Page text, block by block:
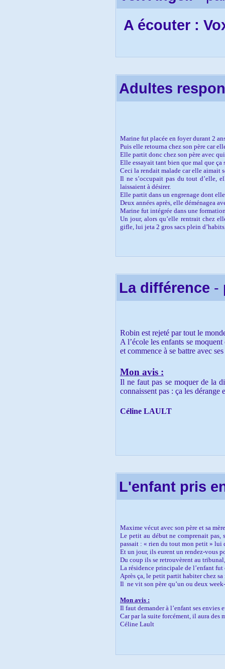
En effet, n’ayant que pour
l’entraîne à culpabiliser.
retrouve innocemment victime au
A écouter :
Adultes
Marine fut placée en foyer durant 2
Puis elle retourna chez son père car
Elle partit donc chez son père avec
Elle essayait tant bien que mal que ça
Ceci la rendait malade car elle aimait
Il ne s’occupait pas du tout d’elle,
laissaient à désirer.
Elle partit dans un engrenage dont
Deux années après, elle déménagea
Marine fut intégrée dans une
Un jour, alors qu’elle rentrait chez
gifle, lui jeta 2 gros sacs plein
Un adulte mal dans sa peau ne doit
père met l’enfant dans une situation
La différence -
Robin est rejeté par tout le
A l’école les enfants se
et commence à se battre avec
Mon avis :
Il ne faut pas se moquer de la
connaissent pas : ça les dérange
Céline LAULT
L'enfant pris
Maxime vécut avec son père et sa
Le petit au début ne comprenait pas,
passait : « rien du tout mon petit » lui
Et un jour, ils eurent un rendez-vous
Du coup ils se retrouvèrent au
La résidence principale de l’enfant fut
Après ça, le petit partit habiter chez sa
Il ne vit son père qu’un ou deux
Mon avis :
Il faut demander à l’enfant ses envies
Car par la suite forcément, il aura des
Céline Lault